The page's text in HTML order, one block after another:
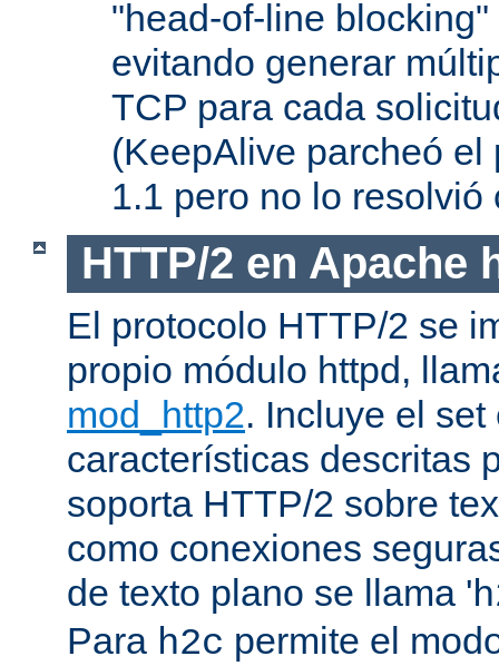
"head-of-line
evitando generar
TCP para cada
(KeepAlive parcheó el
1.1 pero no lo resolvió
HTTP/2 en Apache
El protocolo HTTP/2 se
propio módulo httpd,
mod_http2. Incluye el
características descritas
soporta HTTP/2 sobre
como conexiones
de texto plano se llama '
Para h2c permite el